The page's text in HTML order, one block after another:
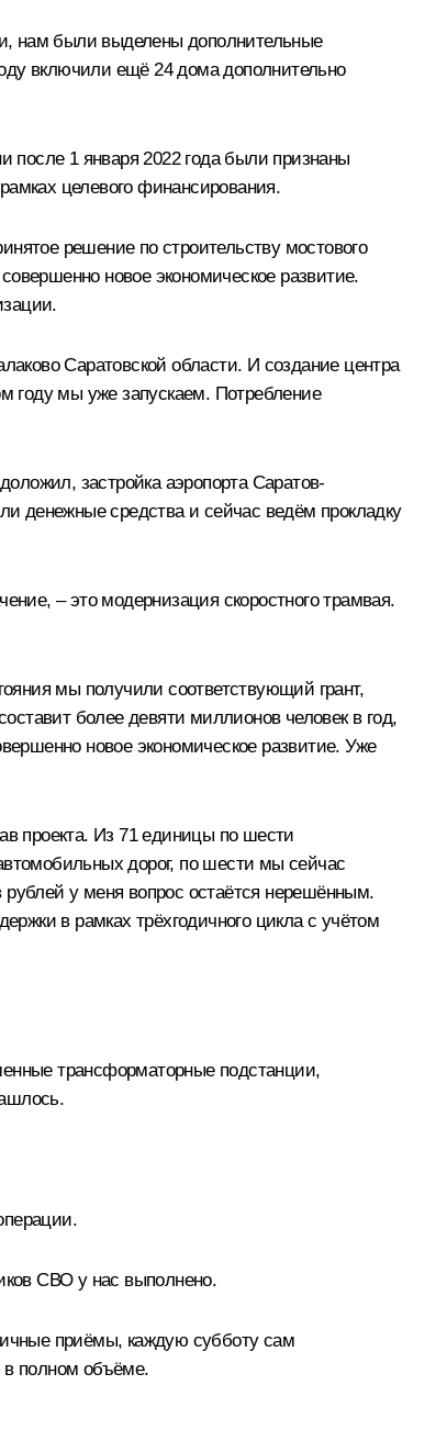
нам были выделены дополнительные
включили ещё 24 дома дополнительно
после 1 января 2022 года были признаны
целевого финансирования.
решение по строительству мостового
новое экономическое развитие.
Саратовской области. И создание центра
году мы уже запускаем. Потребление
застройка аэропорта Саратов-
денежные средства и сейчас ведём прокладку
– это модернизация скоростного трамвая.
мы получили соответствующий грант,
более девяти миллионов человек в год,
новое экономическое развитие. Уже
проекта. Из 71 единицы по шести
дорог, по шести мы сейчас
у меня вопрос остаётся нерешённым.
в рамках трёхгодичного цикла с учётом
трансформаторные подстанции,
СВО у нас выполнено.
приёмы, каждую субботу сам
в полном объёме.